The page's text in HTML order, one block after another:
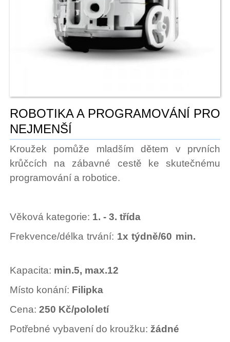
ROBOTIKA A PROGRAMOVÁNÍ PRO
NEJMENŠÍ
Kroužek pomůže mladším dětem v prvních
krůčcích na zábavné cestě ke skutečnému
programování a robotice.
Věková kategorie: 1. - 3. třída
Frekvence/délka trvání: 1x týdně/60 min.
Kapacita: min.5, max.12
Místo konání: Filipka
Cena: 250 Kč/pololetí
Potřebné vybavení do kroužku: žádné